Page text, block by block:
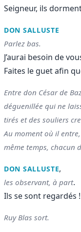
Seigneur, ils
DON SALLUSTE
Parlez bas.
J’aurai besoin de
Faites le guet afin
Entre don César de
déguenillée qui ne
tirés et des souliers
Au moment où il
même temps, chacun
DON SALLUSTE,
les observant, à part.
Ils se sont regardés
Ruy Blas sort.